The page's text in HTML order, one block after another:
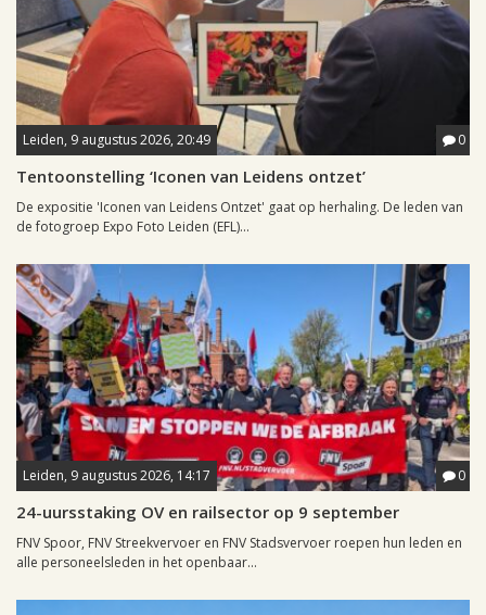
Leiden, 9 augustus 2026, 20:49 0
Tentoonstelling ‘Iconen van Leidens ontzet’
De expositie 'Iconen van Leidens Ontzet' gaat op herhaling. De leden van
de fotogroep Expo Foto Leiden (EFL)...
Leiden, 9 augustus 2026, 14:17 0
24-uursstaking OV en railsector op 9 september
FNV Spoor, FNV Streekvervoer en FNV Stadsvervoer roepen hun leden en
alle personeelsleden in het openbaar...